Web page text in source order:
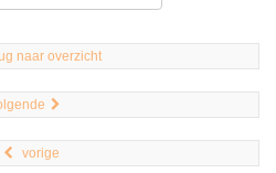
naar overzicht
vorige